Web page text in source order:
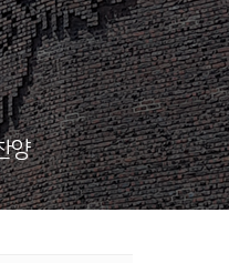
양